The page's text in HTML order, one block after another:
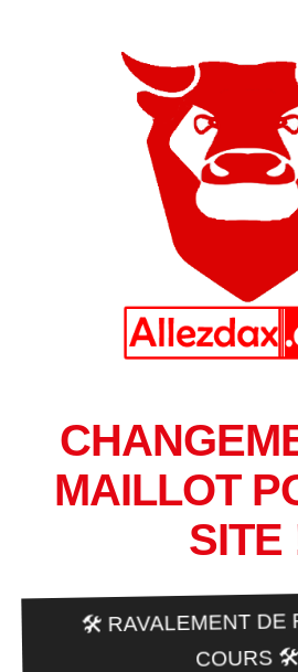
MAILLOT
SITE
🛠️ RAVALEMENT DE
COURS 🛠️